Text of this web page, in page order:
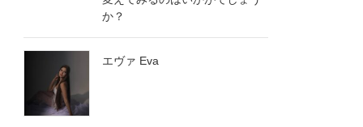
か？
エヴァ Eva